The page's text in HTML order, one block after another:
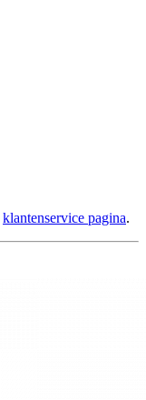
klantenservice pagina.